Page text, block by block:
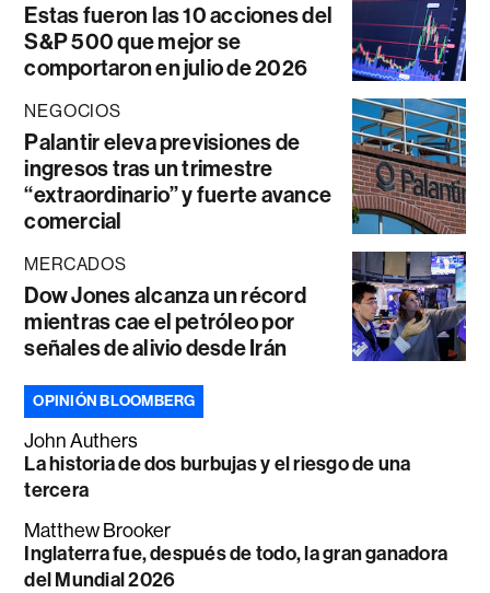
Estas fueron las 10 acciones del
S&P 500 que mejor se
comportaron en julio de 2026
NEGOCIOS
Palantir eleva previsiones de
ingresos tras un trimestre
“extraordinario” y fuerte avance
comercial
MERCADOS
Dow Jones alcanza un récord
mientras cae el petróleo por
señales de alivio desde Irán
OPINIÓN BLOOMBERG
John Authers
La historia de dos burbujas y el riesgo de una
tercera
Matthew Brooker
Inglaterra fue, después de todo, la gran ganadora
del Mundial 2026